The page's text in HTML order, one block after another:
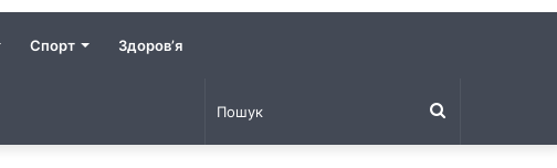
Спорт Здоров’я